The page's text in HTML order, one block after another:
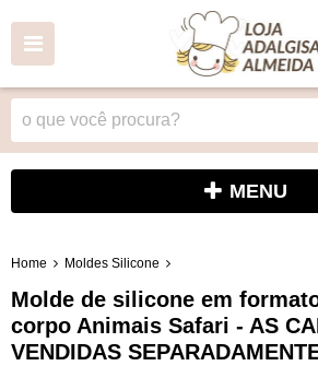
MENU
Home Moldes Silicone
Molde de silicone em
corpo Animais Safari - AS
VENDIDAS